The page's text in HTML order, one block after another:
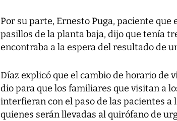
Por su parte, Ernesto Puga, paciente que
pasillos de la planta baja, dijo que tenía
encontraba a la espera del resultado de
Díaz explicó que el cambio de horario de
dio para que los familiares que visitan a
interfieran con el paso de las pacientes a
quienes serán llevadas al quirófano de